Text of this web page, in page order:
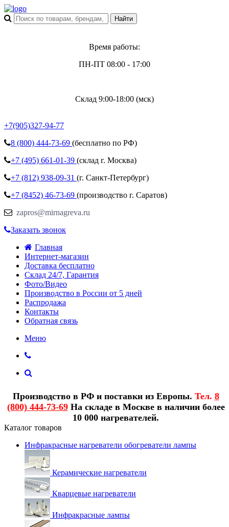
Время работы:
ПН-ПТ 08:00 - 17:00
Склад 9:00-18:00 (мск)
+7(905)327-94-77
8 (800) 444-73-69 (бесплатно по РФ)
+7 (495) 661-01-39 (склад г. Москва)
+7 (812) 938-09-31 (г. Санкт-Петербург)
+7 (8452) 46-73-69 (производство г. Саратов)
zapros@mirnagreva.ru
Заказать звонок
Главная
Интернет-магазин
Доставка бесплатно
Склад 24/7, Гарантия
Фото/Видео
Производство в России от 5 дней
Распродажа
Контакты
Обратная связь
Меню
Производство в РФ и поставки из Европы. Тел. 8
(800) 444-73-69На складе в Москве в наличии более
10 000 нагревателей.
Каталог товаров
Инфракрасные нагреватели обогреватели лампы
Керамические нагреватели
Кварцевые нагреватели
Инфракрасные лампы